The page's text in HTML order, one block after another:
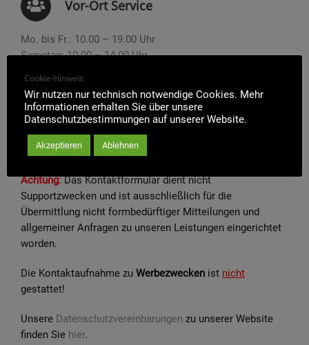
Vor-Ort Service
Mo. bis Fr.: 10.00 – 19.00 Uhr
Samstag: 10.00 – 14.00 Uhr
Achtung: Das Kontaktformular dient nicht
Supportzwecken und ist ausschließlich für die
Übermittlung nicht formbedürftiger Mitteilungen und
allgemeiner Anfragen zu unseren Leistungen eingerichtet
worden.
Die Kontaktaufnahme zu Werbezwecken ist nicht
gestattet!
Unsere Datenschutzvereinbarungen zu unserer Website
finden Sie hier.
Cookie-Hinweis
Wir nutzen nur technisch notwendige Cookies. Mehr
Informationen erhalten Sie über unsere
Datenschutzbestimmungen auf unserer Website.
Akzeptieren Ablehnen